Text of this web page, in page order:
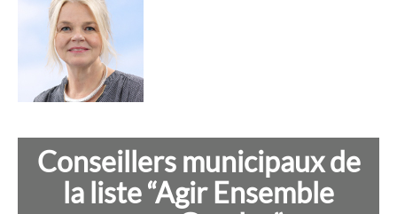
Conseillers municipaux de
la liste “Agir Ensemble